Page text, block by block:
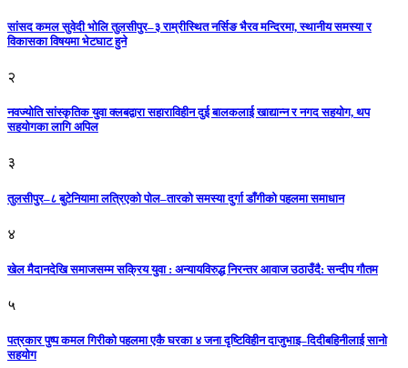
सांसद कमल सुवेदी भोलि तुलसीपुर–३ राम्रीस्थित नर्सिङ भैरव मन्दिरमा, स्थानीय समस्या र
विकासका विषयमा भेटघाट हुने
२
नवज्योति सांस्कृतिक युवा क्लबद्वारा सहाराविहीन दुई बालकलाई खाद्यान्न र नगद सहयोग, थप
सहयोगका लागि अपिल
३
तुलसीपुर–८ बुटेनियामा लत्रिएको पोल–तारको समस्या दुर्गा डाँगीको पहलमा समाधान
४
खेल मैदानदेखि समाजसम्म सक्रिय युवा : अन्यायविरुद्ध निरन्तर आवाज उठाउँदै: सन्दीप गौतम
५
पत्रकार पुष्प कमल गिरीको पहलमा एकै घरका ४ जना दृष्टिविहीन दाजुभाइ–दिदीबहिनीलाई सानो
सहयोग